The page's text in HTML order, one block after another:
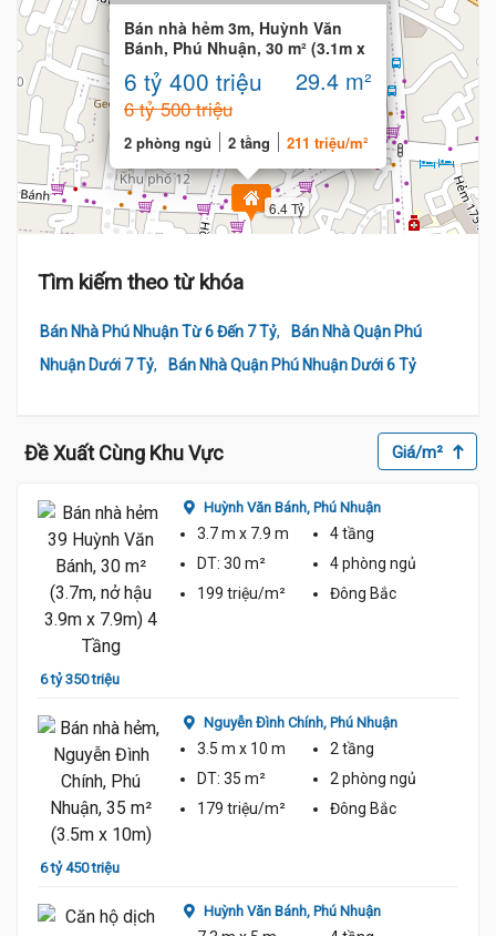
6.4 Tỷ
Bán nhà hẻm 3m, Huỳnh Văn
Bánh, Phú Nhuận, 30 m² (3.1m x
9.5m) 2 Tầng
6 tỷ 400 triệu 29.4 m²
6 tỷ 500 triệu
2 phòng ngủ 2 tầng 211 triệu/m²
Tìm kiếm theo từ khóa
Bán Nhà Phú Nhuận Từ 6 Đến 7 Tỷ,
Bán Nhà Quận Phú
Nhuận Dưới 7 Tỷ, Bán Nhà Quận Phú Nhuận Dưới 6 Tỷ
Đề Xuất Cùng Khu Vực Giá/m²
6 tỷ 350 triệu
Huỳnh Văn Bánh, Phú Nhuận
3.7 m x 7.9 m
4 tầng
DT: 30 m² 4 phòng ngủ
199 triệu/m²
Đông Bắc
6 tỷ 450 triệu
Nguyễn Đình Chính, Phú Nhuận
3.5 m x 10 m
2 tầng
DT: 35 m² 2 phòng ngủ
179 triệu/m²
Đông Bắc
Huỳnh Văn Bánh, Phú Nhuận